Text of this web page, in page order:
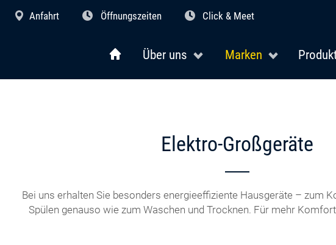
Anfahrt Öffnungszeiten Click & Meet
Über uns Marken
Elektro-Großgeräte
Bei uns erhalten Sie besonders energieeffiziente Hausgeräte – zum
Spülen genauso wie zum Waschen und Trocknen. Für mehr